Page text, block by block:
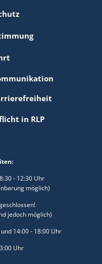
in RLP
- 12:30 Uhr
möglich)
jedoch möglich)
14:00 - 18:00 Uhr
Uhr